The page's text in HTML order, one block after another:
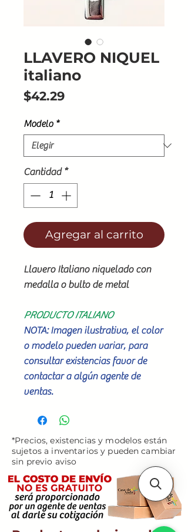
LLAVERO NIQUEL
italiano
$42.29Precio
Modelo *
Cantidad *
Agregar al carrito
Llavero Italiano niquelado con
medalla o bulto de metal
PRODUCTO ITALIANO
NOTA: Imagen ilustrativa, el color
o modelo pueden variar, para
consultar existencias favor de
contactar a algún agente de
ventas.
*Precios, existencias y modelos están
sujetos a inventarios y pueden cambiar
sin previo aviso